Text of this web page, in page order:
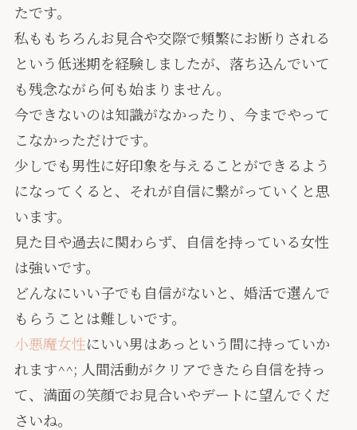
たです。
私ももちろんお見合や交際で頻繁にお断りされる
という低迷期を経験しましたが、落ち込んでいて
も残念ながら何も始まりません。
今できないのは知識がなかったり、今までやって
こなかっただけです。
少しでも男性に好印象を与えることができるよう
になってくると、それが自信に繋がっていくと思
います。
見た目や過去に関わらず、自信を持っている女性
は強いです。
どんなにいい子でも自信がないと、婚活で選んで
もらうことは難しいです。
小悪魔女性にいい男はあっという間に持っていか
れます^^; 人間活動がクリアできたら自信を持っ
て、満面の笑顔でお見合いやデートに望んでくだ
さいね。